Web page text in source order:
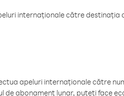
internaționale către destinația
apeluri internaționale către
de abonament lunar, puteți face